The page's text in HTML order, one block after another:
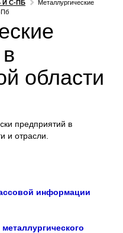
И С-ПБ
Металлургические
Пб
области
предприятий в
и отрасли.
информации